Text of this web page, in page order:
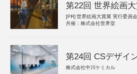
第22回 世界絵画
[PR] 世界絵画大賞展 実行委員会
共催：株式会社世界堂
第24回 CSデザイ
株式会社中川ケミカル